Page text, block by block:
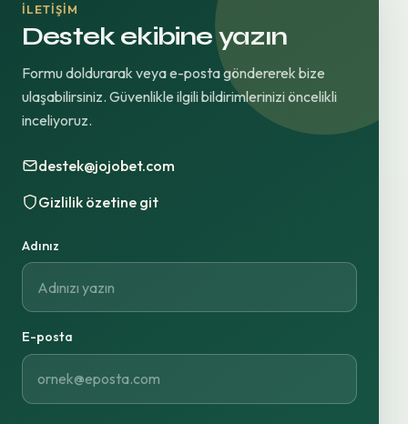
İLETIŞIM
Destek ekibine yazın
Formu doldurarak veya e-posta göndererek bize
ulaşabilirsiniz. Güvenlikle ilgili bildirimlerinizi öncelikli
inceliyoruz.
destek@jojobet.com
Gizlilik özetine git
Adınız
E-posta